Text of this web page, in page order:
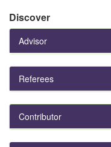
Discover
Advisor
Referees
Contributor